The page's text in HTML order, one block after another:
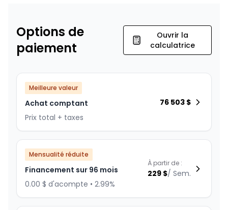
Options de
paiement
Ouvrir la
calculatrice
Meilleure valeur
Achat comptant
Prix total + taxes
76 503 $
Mensualité réduite
Financement sur 96 mois
0.00 $ d'acompte • 2.99%
À partir de :
229 $/ Sem.